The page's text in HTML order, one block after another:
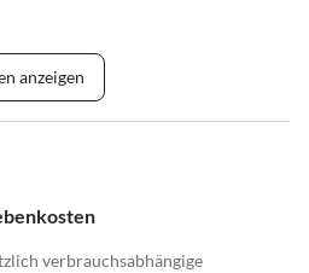
anzeigen
verbrauchsabhängige